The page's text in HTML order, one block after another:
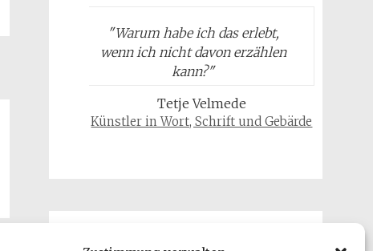
"Warum habe ich das erlebt,
wenn ich nicht davon erzählen
kann?"
Tetje Velmede
Künstler in Wort, Schrift und Gebärde